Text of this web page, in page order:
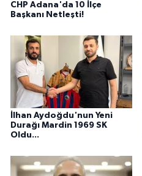
CHP Adana'da 10 İlçe
Başkanı Netleşti!
İlhan Aydoğdu'nun Yeni
Durağı Mardin 1969 SK
Oldu...